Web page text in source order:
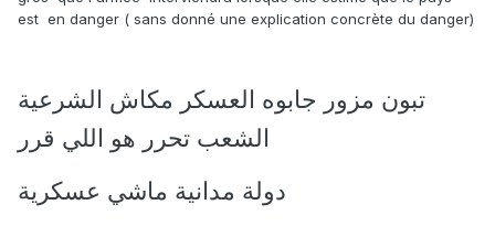
est en danger ( sans donné une explication concrète du danger)
تبون مزور جابوه العسكر مكاش الشرعية
الشعب تحرر هو اللي قرر
دولة مدانية ماشي عسكرية